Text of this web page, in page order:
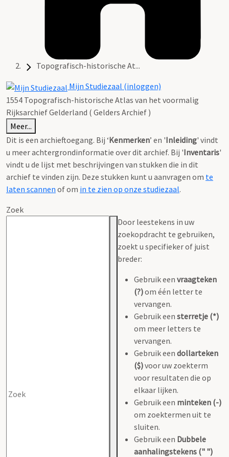
Topografisch-historische At...
Mijn Studiezaal (inloggen)
1554 Topografisch-historische Atlas van het voormalig
Rijksarchief Gelderland ( Gelders Archief )
Meer...
Dit is een archieftoegang. Bij ‘Kenmerken’ en 'Inleiding' vindt
u meer achtergrondinformatie over dit archief. Bij 'Inventaris'
vindt u de lijst met beschrijvingen van stukken die in dit
archief te vinden zijn. Deze stukken kunt u aanvragen om te
laten scannen of om in te zien op onze studiezaal.
Zoek
Door leestekens in uw
zoekopdracht te gebruiken,
zoekt u specifieker of juist
breder:
Gebruik een vraagteken
(?)om één letter te
vervangen.
Gebruik een sterretje (*)
om meer letters te
vervangen.
Gebruik een dollarteken
($)voor uw zoekterm
voor resultaten die op
elkaar lijken.
Gebruik een minteken (-)
om zoektermen uit te
sluiten.
Gebruik een Dubbele
aanhalingstekens (" ")